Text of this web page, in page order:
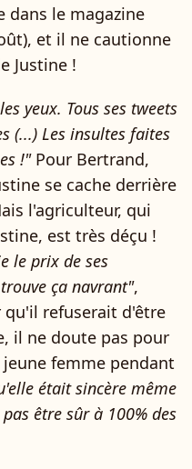
dans le magazine
et il ne cautionne
Justine !
yeux. Tous ses tweets
(...) Les insultes faites
!"Pour Bertrand,
se cache derrière
l'agriculteur, qui
est très déçu !
le prix de ses
ça navrant",
refuserait d'être
il ne doute pas pour
femme pendant
était sincère même
être sûr à 100% des